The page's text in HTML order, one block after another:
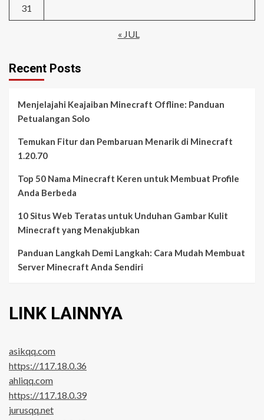
31
« JUL
Recent Posts
Menjelajahi Keajaiban Minecraft Offline: Panduan
Petualangan Solo
Temukan Fitur dan Pembaruan Menarik di Minecraft
1.20.70
Top 50 Nama Minecraft Keren untuk Membuat Profile
Anda Berbeda
10 Situs Web Teratas untuk Unduhan Gambar Kulit
Minecraft yang Menakjubkan
Panduan Langkah Demi Langkah: Cara Mudah Membuat
Server Minecraft Anda Sendiri
LINK LAINNYA
asikqq.com
https://117.18.0.36
ahliqq.com
https://117.18.0.39
jurusqq.net